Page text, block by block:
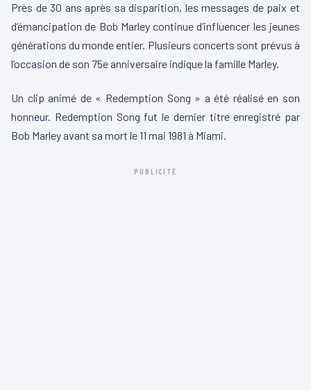
Près de 30 ans après sa disparition, les messages de paix et
d’émancipation de Bob Marley continue d’influencer les jeunes
générations du monde entier. Plusieurs concerts sont prévus à
l’occasion de son 75e anniversaire indique la famille Marley.
Un clip animé de « Redemption Song » a été réalisé en son
honneur. Redemption Song fut le dernier titre enregistré par
Bob Marley avant sa mort le 11 mai 1981 à Miami.
PUBLICITÉ